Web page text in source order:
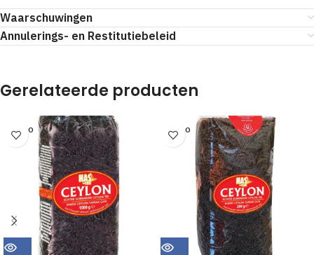
Waarschuwingen
Annulerings- en Restitutiebeleid
Gerelateerde producten
SOLD O
UT
SOLD O
UT